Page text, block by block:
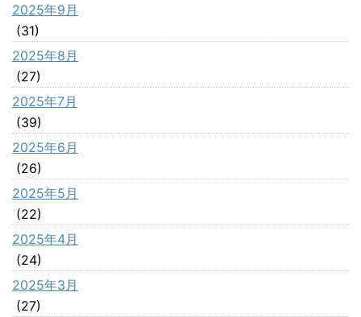
2025年9月
(31)
2025年8月
(27)
2025年7月
(39)
2025年6月
(26)
2025年5月
(22)
2025年4月
(24)
2025年3月
(27)